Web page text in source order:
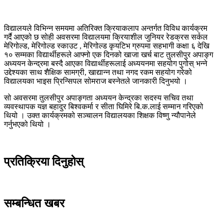
विद्यालयले विभिन्न समयमा अतिरिक्त क्रियाकलाप अन्तर्गत विविध कार्यक्रम
गर्दै आएको छ सोही अवसरमा विद्यालयमा क्रियाशील जुनियर रेडक्रस सर्कल
मेरिगोल्ड, मेरिगोल्ड स्काउट , मेरिगोल्ड कृयटिभ ग्रुपमा सहभागी कक्षा ६ देखि
१० सम्मका विद्यार्थीहरूले आफ्नो एक दिनको खाजा खर्च बाट तुलसीपुर अपाङ्ग
अध्ययन केन्द्रमा बस्दै आएका विद्यार्थीहरूलाई अध्ययनमा सहयोग पुगोस् भन्ने
उद्देश्यका साथ शैक्षिक सामग्री, खाद्यान्न तथा नगद रकम सहयोग गरेको
विद्यालयका भाइस प्रिन्सिपल सोमराज बस्नेतले जानकारी दिनुभयो ।
सो अवसरमा तुलसीपुर अपाङ्गता अध्ययन केन्द्रका सदस्य सचिव तथा
व्यवस्थापक यज्ञ बहादुर बिश्वकर्मा र सीता घिमिरे बि.क.लाई सम्मान गरिएको
थियो । उक्त कार्यक्रमको सञ्चालन विद्यालयका शिक्षक विष्णु न्यौपानेले
गर्नुभएको थियो ।
प्रतिक्रिया दिनुहोस्
सम्बन्धित खबर